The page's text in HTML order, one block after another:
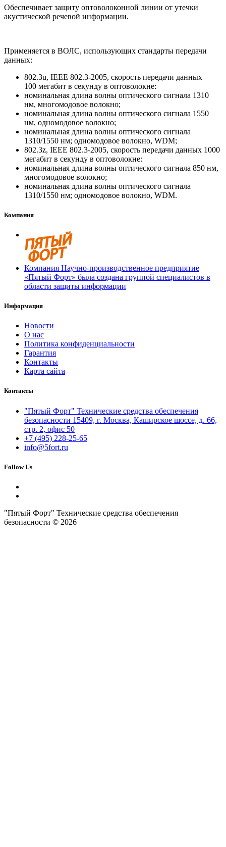
Обеспечивает защиту оптоволоконной линии от утечки
акустической речевой информации.
Применяется в ВОЛС, использующих стандарты передачи
данных:
802.3u, IEEE 802.3-2005, скорость передачи данных
100 мегабит в секунду в оптоволокне:
номинальная длина волны оптического сигнала 1310
нм, многомодовое волокно;
номинальная длина волны оптического сигнала 1550
нм, одномодовое волокно;
номинальная длина волны оптического сигнала
1310/1550 нм; одномодовое волокно, WDM;
802.3z, IEEE 802.3-2005, скорость передачи данных 1000
мегабит в секунду в оптоволокне:
номинальная длина волны оптического сигнала 850 нм,
многомодовое волокно;
номинальная длина волны оптического сигнала
1310/1550 нм; одномодовое волокно, WDM.
Компания
Компания Научно-производственное предприятие
«Пятый Форт» была создана группой специалистов в
области защиты информации
Информация
Новости
О нас
Политика конфиденциальности
Гарантия
Контакты
Карта сайта
Контакты
"Пятый Форт" Технические средства обеспечения
безопасности 15409, г. Москва, Каширское шоссе, д. 66,
стр. 2, офис 50
+7 (495) 228-25-65
info@5fort.ru
Follow Us
"Пятый Форт" Технические средства обеспечения
безопасности © 2026